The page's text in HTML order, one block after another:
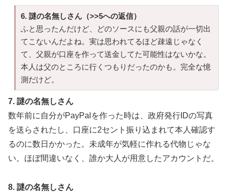
6. 謎の名無しさん（>>5への返信）
ふと思ったんだけど、どのソースにも父親の話が一切出
てこないんだよね。実は思われてるほど疎遠じゃなく
て、父親が口座を作って送金してた可能性はないかな。
本人は父のところに行くつもりだったのかも。完全な憶
測だけど。
7. 謎の名無しさん
数年前に自分がPayPalを作った時は、政府発行IDの写真
を送らされたし、口座に2セント振り込まれて本人確認す
るのに数日かかった。未成年が気軽に作れる代物じゃな
い。ほぼ間違いなく、誰か大人が用意したアカウントだ。
8. 謎の名無しさん